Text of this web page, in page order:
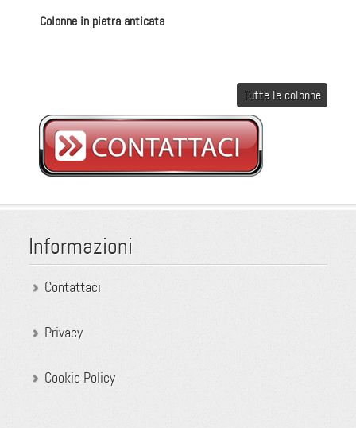
Colonne in pietra anticata
Tutte le colonne
Informazioni
Contattaci
Privacy
Cookie Policy